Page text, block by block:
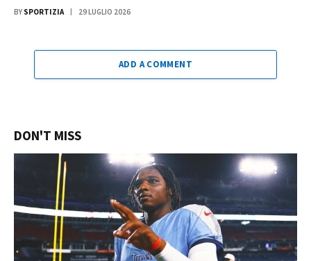
BY SPORTIZIA 29 LUGLIO 2026
ADD A COMMENT
DON'T MISS